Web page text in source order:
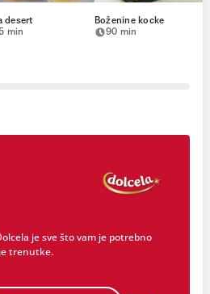
desert
min
Boženine kocke
90 min
je sve što vam je potrebno
trenutke.